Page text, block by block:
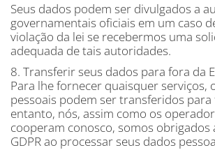
Seus dados podem ser divulgados a
governamentais oficiais em um caso
violação da lei se recebermos uma
adequada de tais autoridades.
8. Transferir seus dados para fora da
Para lhe fornecer quaisquer serviços,
pessoais podem ser transferidos para
entanto, nós, assim como os
cooperam conosco, somos obrigados
GDPR ao processar seus dados